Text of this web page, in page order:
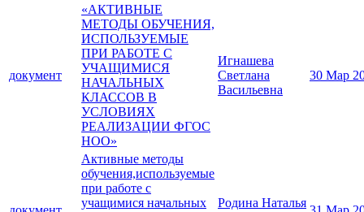
документ
«АКТИВНЫЕ
МЕТОДЫ ОБУЧЕНИЯ,
ИСПОЛЬЗУЕМЫЕ
ПРИ РАБОТЕ С
УЧАЩИМИСЯ
НАЧАЛЬНЫХ
КЛАССОВ В
УСЛОВИЯХ
РЕАЛИЗАЦИИ ФГОС
НОО»
Игнашева
Светлана
Васильевна
30 Мар
Активные методы
обучения,используемые
при работе с
учащимися начальных
Родина Наталья